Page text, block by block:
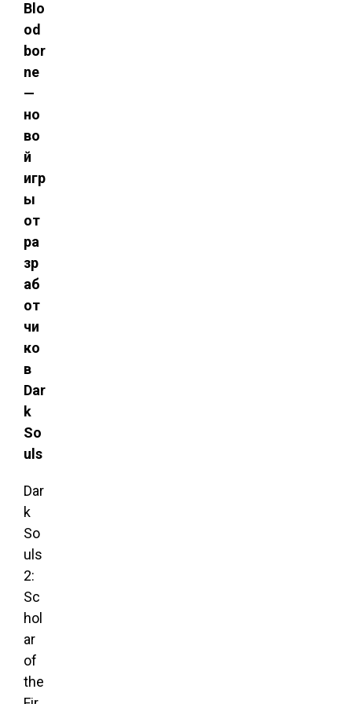
Blo
od
bor
ne
—
но
во
й
игр
ы
от
ра
зр
аб
от
чи
ко
в
Dar
k
So
uls
Dar
k
So
uls
2:
Sc
hol
ar
of
the